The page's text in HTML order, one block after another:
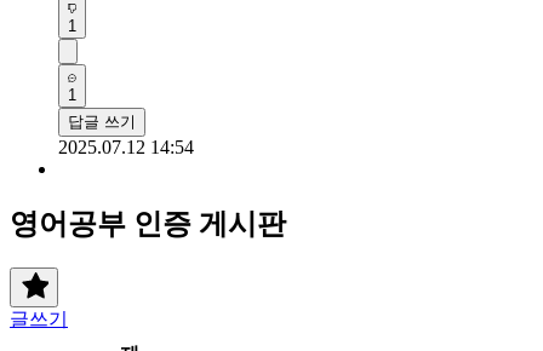
1
1
답글 쓰기
2025.07.12 14:54
영어공부 인증 게시판
글쓰기